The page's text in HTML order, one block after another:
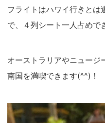
フライトはハワイ行きとは
で、４列シート一人占めで
オーストラリアやニュージ
南国を満喫できます(^^)！